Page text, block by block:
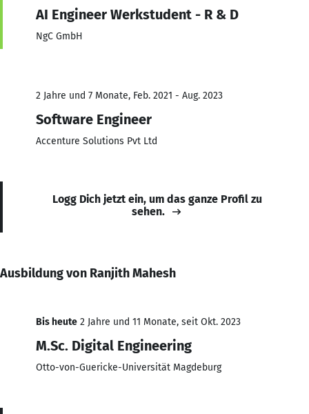
AI Engineer Werkstudent - R & D
NgC GmbH
2 Jahre und 7 Monate, Feb. 2021 - Aug. 2023
Software Engineer
Accenture Solutions Pvt Ltd
Logg Dich jetzt ein, um das ganze Profil zu
sehen.
Ausbildung von Ranjith Mahesh
Bis heute 2 Jahre und 11 Monate, seit Okt. 2023
M.Sc. Digital Engineering
Otto-von-Guericke-Universität Magdeburg